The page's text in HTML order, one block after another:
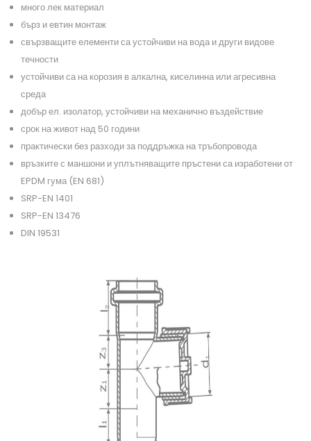
много лек материал
бърз и евтин монтаж
свързващите елементи са устойчиви на вода и други видове
течности
устойчиви са на корозия в алкална, киселинна или агресивна
среда
добър ел. изолатор, устойчиви на механично въздействие
срок на живот над 50 години
практически без разходи за поддръжка на тръбопровода
връзките с маншони и уплътняващите пръстени са изработени от
EPDM гума (EN 681)
SRP-EN 1401
SRP-EN 13476
DIN 19531